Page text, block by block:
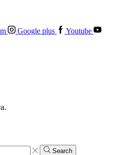
Google plus
Youtube
Search